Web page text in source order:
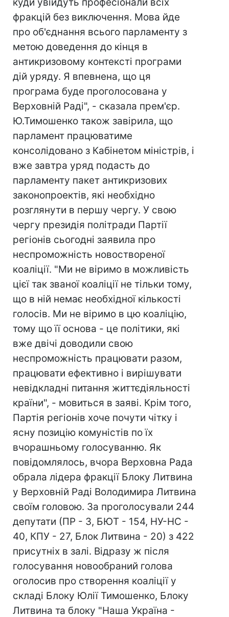
фракцій без виключення. Мова йде
про об'єднання всього парламенту з
метою доведення до кінця в
антикризовому контексті програми
дій уряду. Я впевнена, що ця
програма буде проголосована у
Верховній Раді", - сказала прем'єр.
Ю.Тимошенко також завірила, що
парламент працюватиме
консолідовано з Кабінетом міністрів, і
вже завтра уряд подасть до
парламенту пакет антикризових
законопроектів, які необхідно
розглянути в першу чергу. У свою
чергу президія політради Партії
регіонів сьогодні заявила про
неспроможність новоствореної
коаліції. "Ми не віримо в можливість
цієї так званої коаліції не тільки тому,
що в ній немає необхідної кількості
голосів. Ми не віримо в цю коаліцію,
тому що її основа - це політики, які
вже двічі доводили свою
неспроможність працювати разом,
працювати ефективно і вирішувати
невідкладні питання життєдіяльності
країни", - мовиться в заяві. Крім того,
Партія регіонів хоче почути чітку і
ясну позицію комуністів по їх
вчорашньому голосуванню. Як
повідомлялось, вчора Верховна Рада
обрала лідера фракції Блоку Литвина
у Верховній Раді Володимира Литвина
своїм головою. За проголосували 244
депутати (ПР - 3, БЮТ - 154, НУ-НС -
40, КПУ - 27, Блок Литвина - 20) з 422
присутніх в залі. Відразу ж після
голосування новообраний голова
оголосив про створення коаліції у
складі Блоку Юлії Тимошенко, Блоку
Литвина та блоку "Наша Україна -